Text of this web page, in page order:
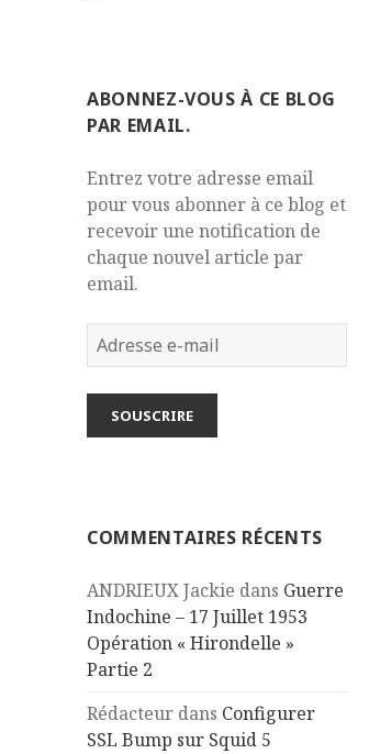
ABONNEZ-VOUS À CE BLOG
PAR EMAIL.
Entrez votre adresse email
pour vous abonner à ce blog et
recevoir une notification de
chaque nouvel article par
email.
Adresse
e-
mail
SOUSCRIRE
COMMENTAIRES RÉCENTS
ANDRIEUX Jackie dans Guerre
Indochine – 17 Juillet 1953
Opération « Hirondelle »
Partie 2
Rédacteur dans Configurer
SSL Bump sur Squid 5